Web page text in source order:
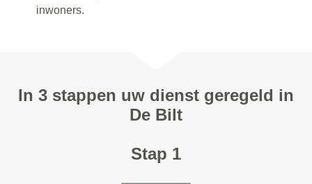
inwoners.
In 3 stappen uw dienst geregeld in
De Bilt
Stap 1